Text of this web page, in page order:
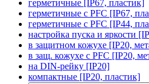
герметичные [IP67, пластик]
герметичные с PFC [IP67,
герметичные с PFC [IP44,
настройка пуска и яркости
в защитном кожухе [IP20,
в защ. кожухе с PFC [IP20,
на DIN-рейку [IP20]
компактные [IP20, пластик]